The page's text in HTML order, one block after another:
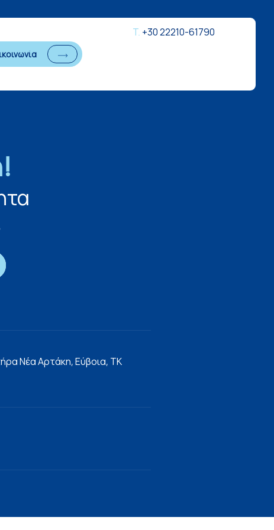
Τ. +30 22210-61790
Νέα Αρτάκη, Εύβοια, ΤΚ